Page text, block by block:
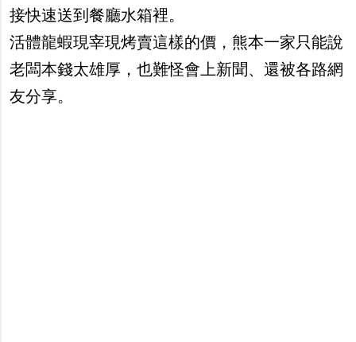
接快速送到餐廳水箱裡。
活體龍蝦現宰現烤賣這樣的價，熊本一家只能說
老闆本錢太雄厚，也難怪會上新聞、還被各路網
友分享。